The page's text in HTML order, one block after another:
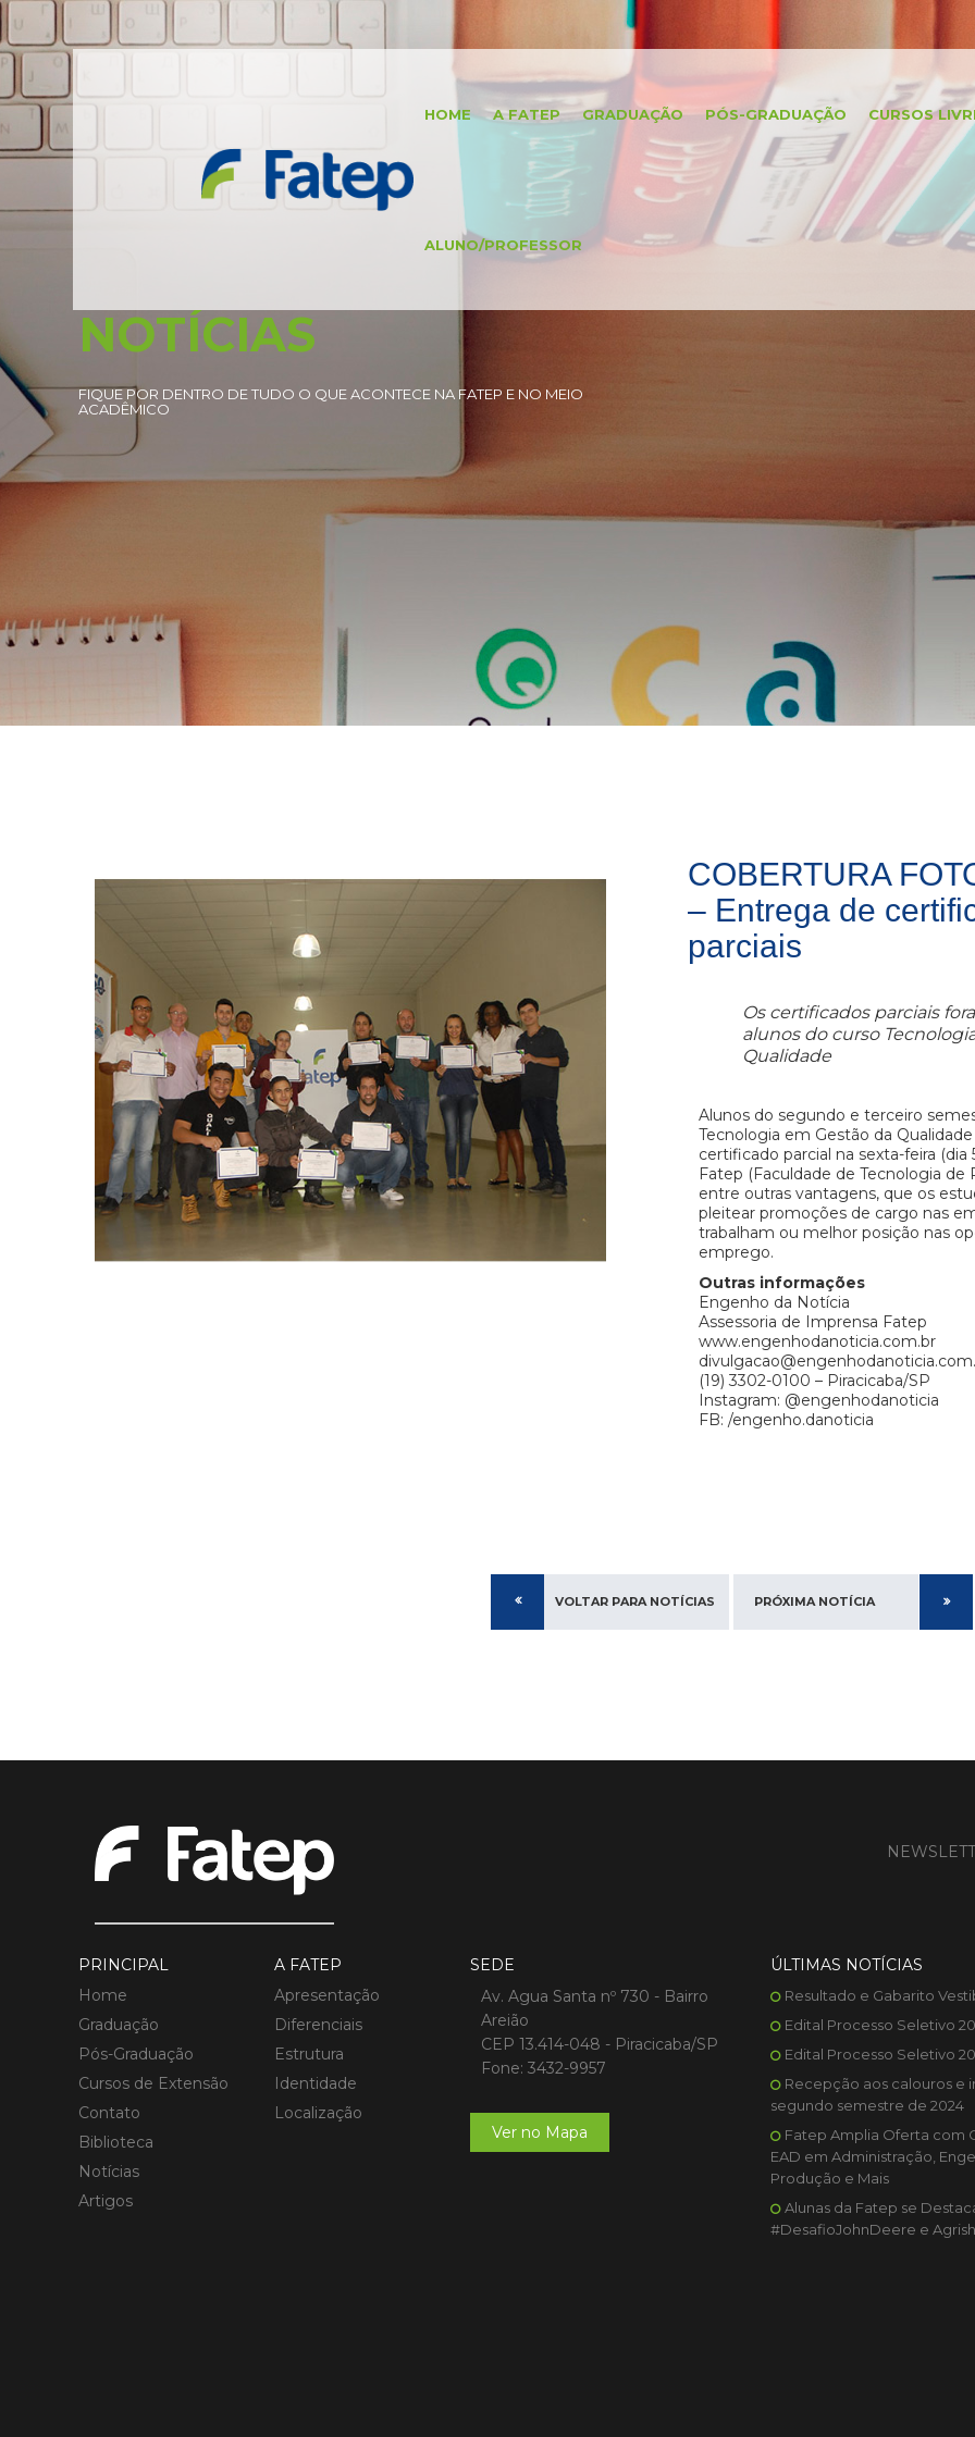
HOME A FATEP GRADUAÇÃO PÓS-GRADUAÇÃO CURSOS
ALUNO/PROFESSOR
NOTÍCIAS
FIQUE POR DENTRO DE TUDO O QUE ACONTECE NA FATEP E NO MEIO
ACADÊMICO
COBERTURA
– Entrega de
parciais
Os certificados parciais
alunos do curso
Qualidade
Alunos do segundo e terceiro
Tecnologia em Gestão da
certificado parcial na sexta-feira (dia
Fatep (Faculdade de Tecnologia de
entre outras vantagens, que os
pleitear promoções de cargo nas
trabalham ou melhor posição nas
emprego.
Outras informações
Engenho da Notícia
Assessoria de Imprensa Fatep
www.engenhodanoticia.com.br
(19) 3302-0100 – Piracicaba/SP
Instagram: @engenhodanoticia
FB: /engenho.danoticia
VOLTAR PARA NOTÍCIAS PRÓXIMA NOTÍCIA
PRINCIPAL
Home
Graduação
Pós-Graduação
Cursos de Extensão
Contato
Biblioteca
Notícias
Artigos
A FATEP
Apresentação
Diferenciais
Estrutura
Identidade
Localização
SEDE
Av. Agua Santa nº 730 - Bairro
Areião
CEP 13.414-048 - Piracicaba/SP
Fone: 3432-9957
Ver no Mapa
ÚLTIMAS NOTÍCIAS
Resultado e Gabarito
Edital Processo Seletivo
Edital Processo Seletivo
Recepção aos calouros e
segundo semestre de 2024
Fatep Amplia Oferta com
EAD em Administração,
Produção e Mais
Alunas da Fatep se
#DesafioJohnDeere e